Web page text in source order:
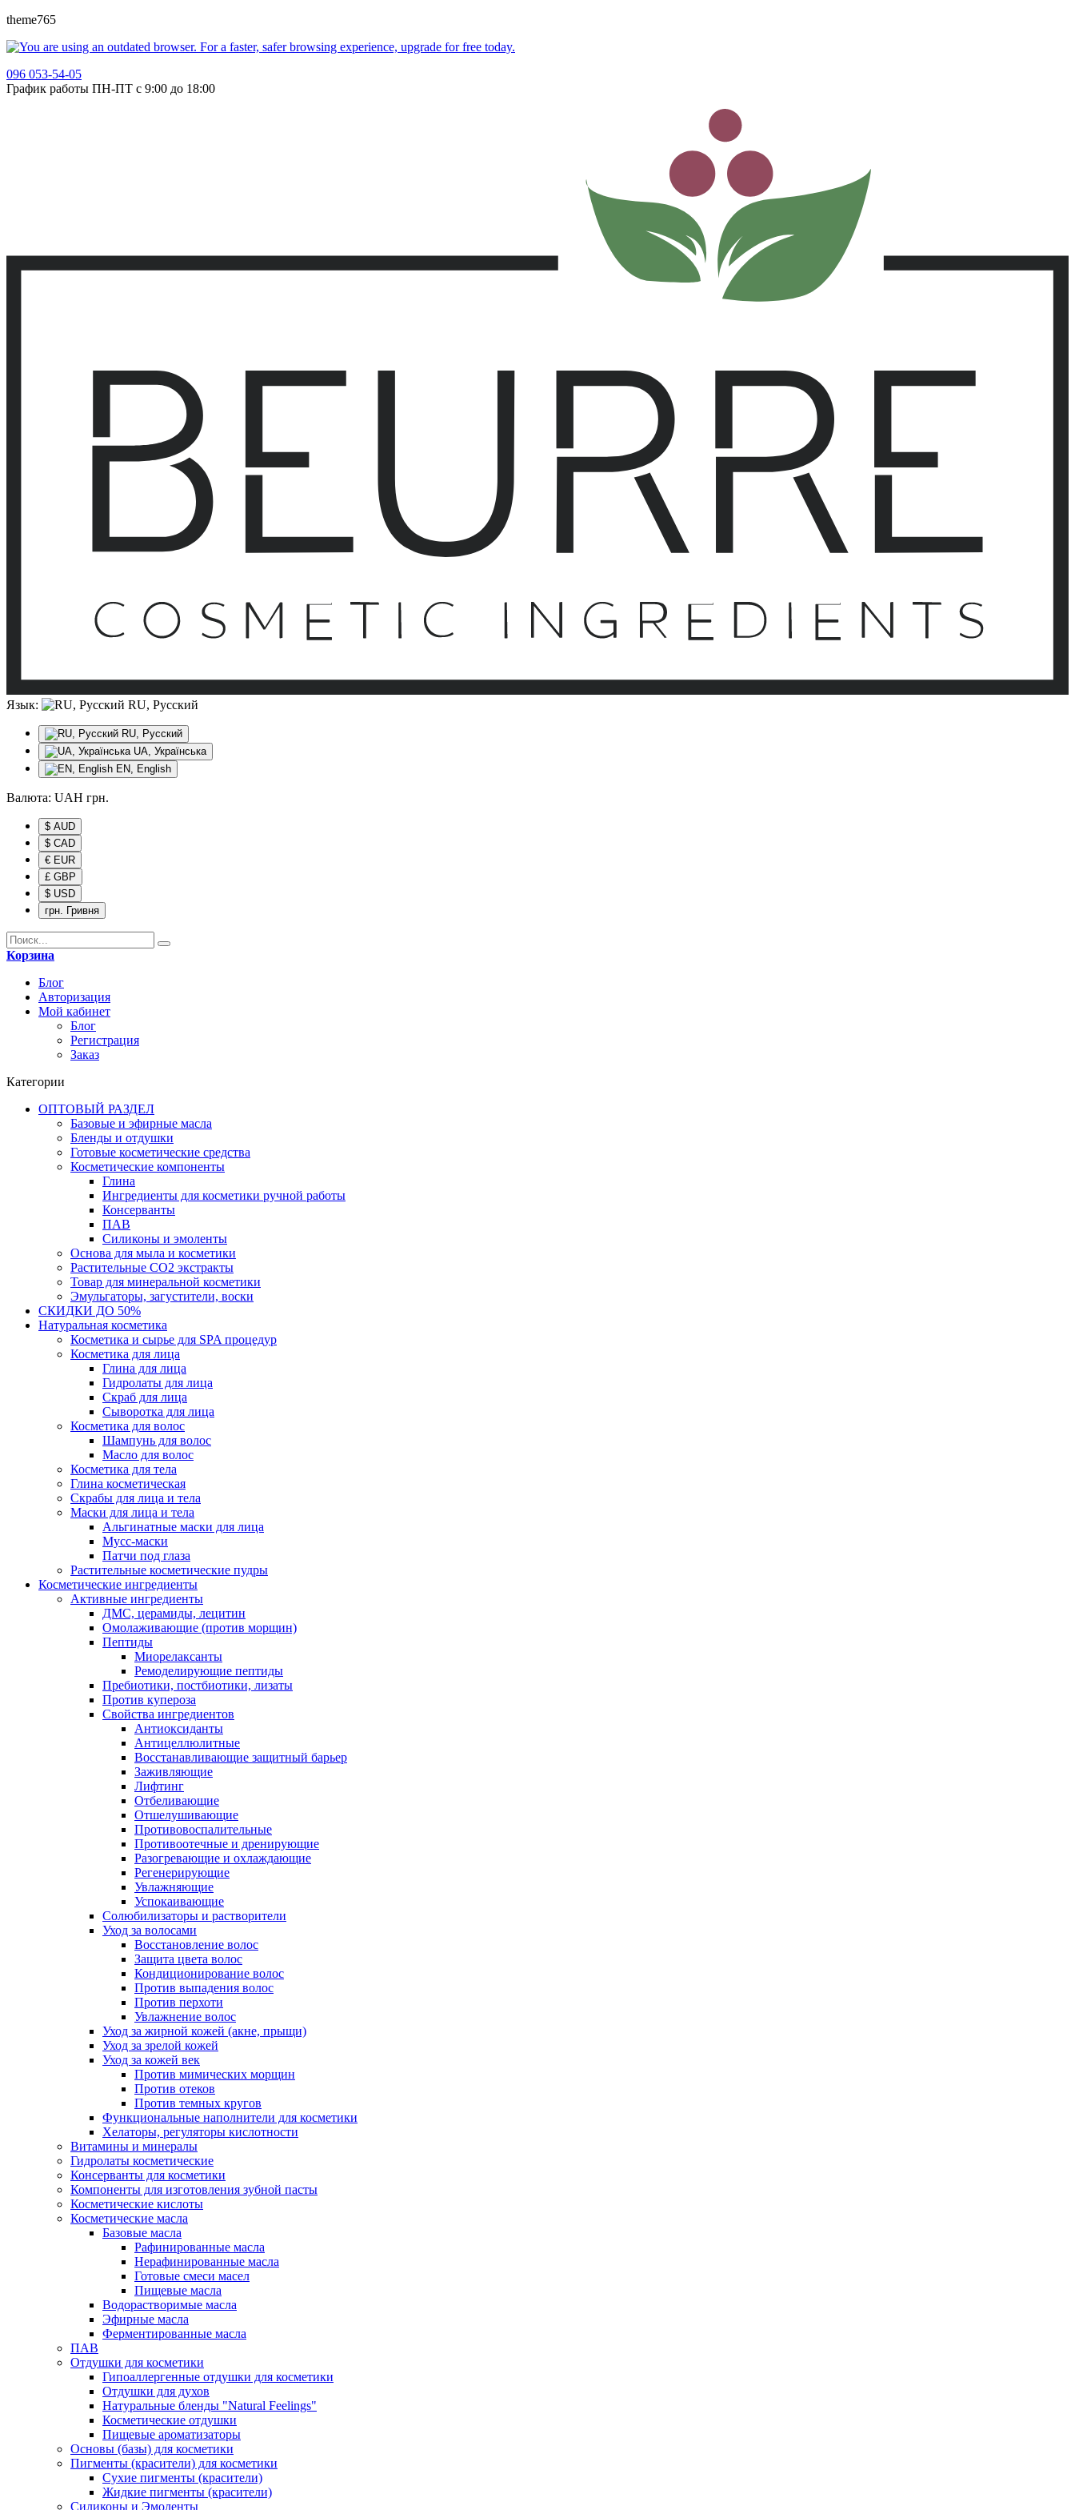
theme765
096 053-54-05
График работы ПН-ПТ с 9:00 до 18:00
Язык: RU, Русский
RU, Русский
UA, Українська
EN, English
Валюта: UAH грн.
$ AUD
$ CAD
€ EUR
£ GBP
$ USD
грн. Гривня
Корзина
Блог
Авторизация
Мой кабинет
Блог
Регистрация
Заказ
Категории
ОПТОВЫЙ РАЗДЕЛ
Базовые и эфирные масла
Бленды и отдушки
Готовые косметические средства
Косметические компоненты
Глина
Ингредиенты для косметики ручной работы
Консерванты
ПАВ
Силиконы и эмоленты
Основа для мыла и косметики
Растительные СО2 экстракты
Товар для минеральной косметики
Эмульгаторы, загустители, воски
СКИДКИ ДО 50%
Натуральная косметика
Косметика и сырье для SPA процедур
Косметика для лица
Глина для лица
Гидролаты для лица
Скраб для лица
Сыворотка для лица
Косметика для волос
Шампунь для волос
Масло для волос
Косметика для тела
Глина косметическая
Скрабы для лица и тела
Маски для лица и тела
Альгинатные маски для лица
Мусс-маски
Патчи под глаза
Растительные косметические пудры
Косметические ингредиенты
Активные ингредиенты
ДМС, церамиды, лецитин
Омолаживающие (против морщин)
Пептиды
Миорелаксанты
Ремоделирующие пептиды
Пребиотики, постбиотики, лизаты
Против купероза
Свойства ингредиентов
Антиоксиданты
Антицеллюлитные
Восстанавливающие защитный барьер
Заживляющие
Лифтинг
Отбеливающие
Отшелушивающие
Противовоспалительные
Противоотечные и дренирующие
Разогревающие и охлаждающие
Регенерирующие
Увлажняющие
Успокаивающие
Солюбилизаторы и растворители
Уход за волосами
Восстановление волос
Защита цвета волос
Кондиционирование волос
Против выпадения волос
Против перхоти
Увлажнение волос
Уход за жирной кожей (акне, прыщи)
Уход за зрелой кожей
Уход за кожей век
Против мимических морщин
Против отеков
Против темных кругов
Функциональные наполнители для косметики
Хелаторы, регуляторы кислотности
Витамины и минералы
Гидролаты косметические
Консерванты для косметики
Компоненты для изготовления зубной пасты
Косметические кислоты
Косметические масла
Базовые масла
Рафинированные масла
Нерафинированные масла
Готовые смеси масел
Пищевые масла
Водорастворимые масла
Эфирные масла
Ферментированные масла
ПАВ
Отдушки для косметики
Гипоаллергенные отдушки для косметики
Отдушки для духов
Натуральные бленды "Natural Feelings"
Косметические отдушки
Пищевые ароматизаторы
Основы (базы) для косметики
Пигменты (красители) для косметики
Сухие пигменты (красители)
Жидкие пигменты (красители)
Силиконы и Эмоленты